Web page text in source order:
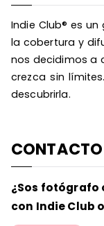
Indie Club® es
la cobertura y
nos decidimos a
crezca sin
descubrirla.
CONTACTO
¿Sos fotógrafo
con Indie Club